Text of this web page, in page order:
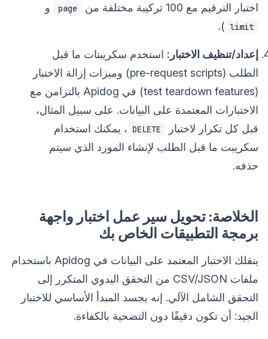
اختبار الترقيم مع 100 تركيبة مختلفة من
page و
limit
).
إعداد/تنظيف الاختبار: استخدم سكريبتات ما قبل
الطلب (pre-request scripts) وميزات إزالة الاختبار
(test teardown features) في Apidog بالتزامن مع
الاختبارات المعتمدة على البيانات. على سبيل المثال،
قبل كل تكرار لاختبار
DELETE ، يمكنك استخدام
سكريبت ما قبل الطلب لإنشاء المورد الذي سيتم
حذفه.
الخلاصة: تحويل سير عمل اختبار واجهة
برمجة التطبيقات الخاص بك
ينقلك الاختبار المعتمد على البيانات في Apidog باستخدام
ملفات CSV/JSON من التحقق اليدوي المتكرر إلى
التحقق الشامل الآلي. إنه يجسد المبدأ الأساسي للاختبار
الجيد: أن تكون دقيقًا دون التضحية بالكفاءة.